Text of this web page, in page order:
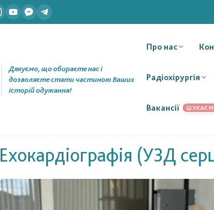
Дякуємо, що обираєте нас і
дозволяєте стати частиною Ваших
історій одужання!
Про нас
Радіохірургія
Вакансії
Ехокардіографія (УЗД